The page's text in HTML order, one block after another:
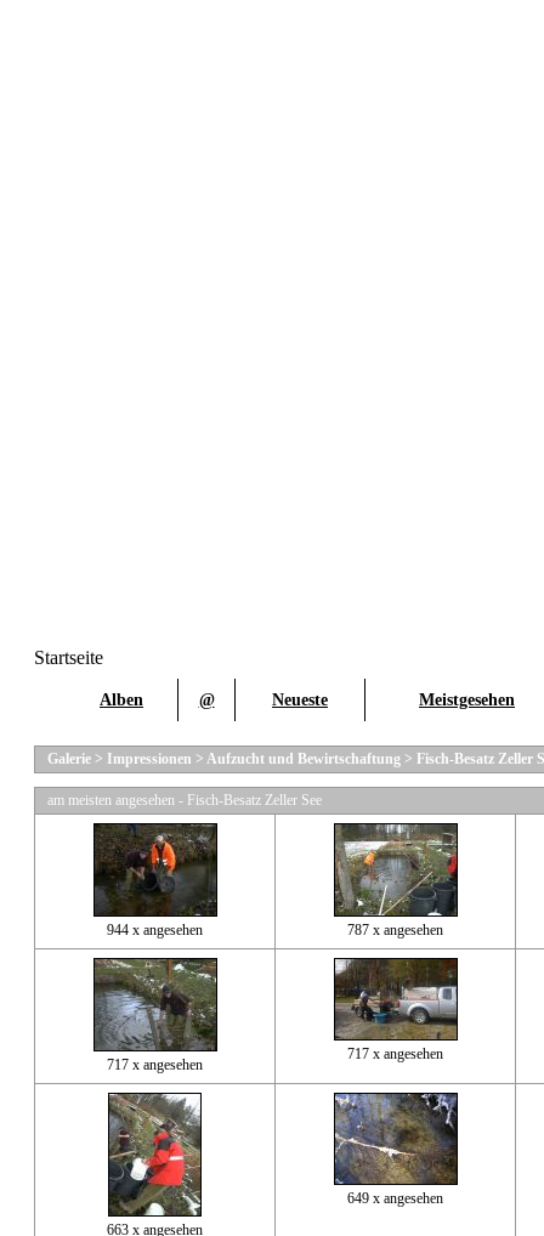
Startseite
Alben @ Neueste Meistgesehen
Galerie > Impressionen > Aufzucht und Bewirtschaftung > Fisch-Besatz Zeller
am meisten angesehen - Fisch-Besatz Zeller See
944 x angesehen 787 x angesehen
717 x angesehen
717 x angesehen
663 x angesehen
649 x angesehen